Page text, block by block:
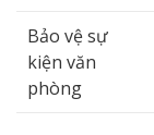
Bảo vệ sự
kiện văn
phòng